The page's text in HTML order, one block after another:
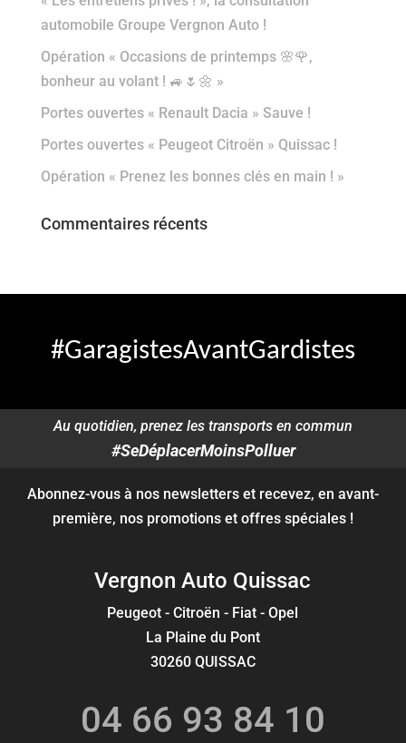
automobile Groupe Vergnon Auto !
Opération « Occasions de printemps 🌸🌹,
bonheur au volant ! 🚙🌷🌼 »
Portes ouvertes « Renault Dacia » Sauve !
Portes ouvertes « Peugeot Citroën » Quissac !
Opération « Prenez les bonnes clés en main ! »
Commentaires récents
#GaragistesAvantGardistes
Au quotidien, prenez les transports en commun
#SeDéplacerMoinsPolluer
Abonnez-vous à nos newsletters et recevez, en avant-
première, nos promotions et offres spéciales !
Vergnon Auto Quissac
Peugeot - Citroën - Fiat - Opel
La Plaine du Pont
30260 QUISSAC
04 66 93 84 10